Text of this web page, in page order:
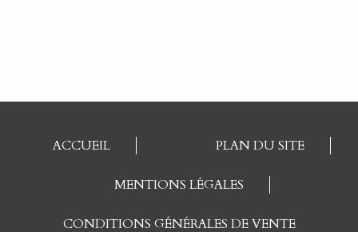
ACCUEIL PLAN DU SITE
MENTIONS LÉGALES
CONDITIONS GÉNÉRALES DE VENTE